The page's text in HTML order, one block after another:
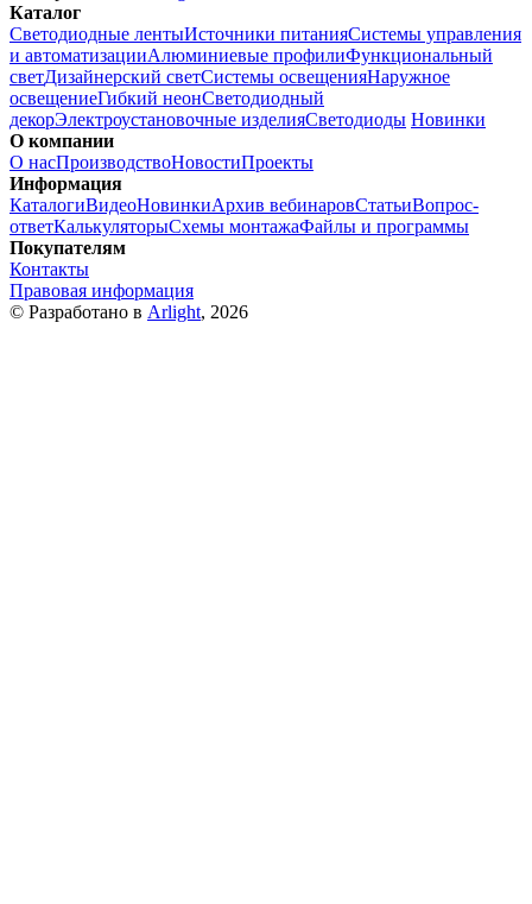
Каталог
Светодиодные лентыИсточники питанияСистемы управления
и автоматизацииАлюминиевые профилиФункциональный
светДизайнерский светСистемы освещенияНаружное
освещениеГибкий неонСветодиодный
декорЭлектроустановочные изделияСветодиоды Новинки
О компании
О насПроизводствоНовостиПроекты
Информация
КаталогиВидеоНовинкиАрхив вебинаровСтатьиВопрос-
ответКалькуляторыСхемы монтажаФайлы и программы
Покупателям
Контакты
Правовая информация
© Разработано в Arlight, 2026